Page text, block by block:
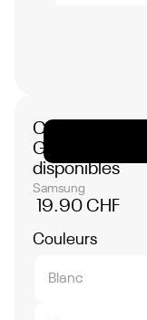
Coque
Galaxy A25
disponibles
Samsung
19.90 CHF
Couleurs
Blanc